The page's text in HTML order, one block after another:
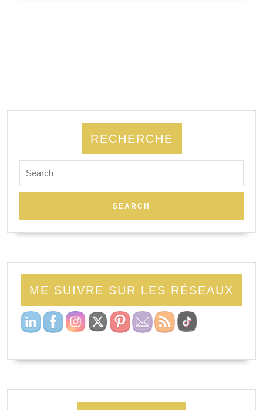
RECHERCHE
for:
ME SUIVRE SUR LES RÉSEAUX